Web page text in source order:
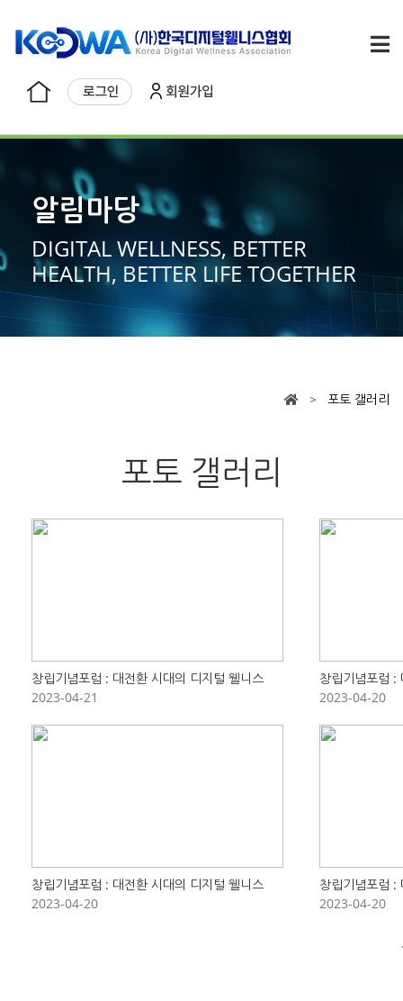
알림마당
DIGITAL WELLNESS, BETTER
HEALTH, BETTER LIFE TOGETHER
> 포토 갤러리
포토 갤러리
창립기념포럼 : 대전환 시대의 디지털 웰니스
2023-04-21
창립기념포럼 :
2023-04-20
창립기념포럼 : 대전환 시대의 디지털 웰니스
2023-04-20
창립기념포럼 :
2023-04-20